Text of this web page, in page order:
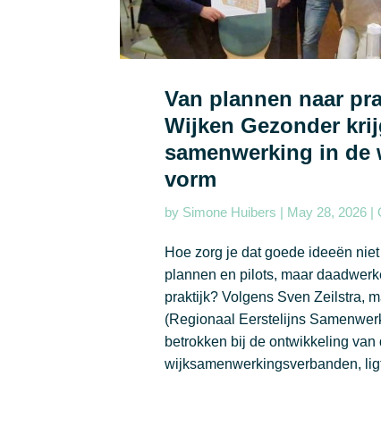
Van plannen naar
Wijken Gezonder
samenwerking in de
vorm
by Simone Huibers | May 28, 2026 |
Hoe zorg je dat goede ideeën
plannen en pilots, maar
praktijk? Volgens Sven Zeilstra,
(Regionaal Eerstelijns
betrokken bij de ontwikkeling van
wijksamenwerkingsverbanden,